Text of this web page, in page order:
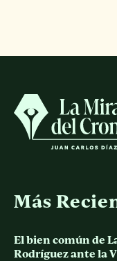
Más
El bien común de
Rodríguez ante la